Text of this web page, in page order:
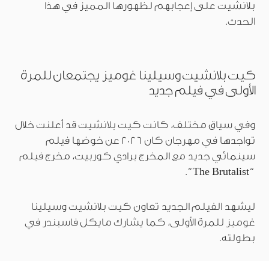
بلانشيت على إعجابهم لظهورها المميز في هذا
الحدث.
كيت بلانشيت وسيلينا غوميز يجتمعان للمرة
الأولى في فيلم جديد
وفي سياق مختلف، كانت كيت بلانشيت قد أعلنت خلال
تواجدها في مهرجان كان 2026 عن خوضها فيلم
سينمائي جديد مع المخرج برادي كوربيت، مخرج فيلم
“The Brutalist”.
ليشهد الفيلم الجديد تعاون كيت بلانشيت وسيلينا
غوميز للمرة الأولى، كما يشارك مايكل فاسبندر في
بطولته.